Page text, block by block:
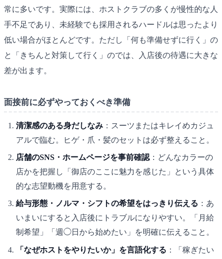
常に多いです。実際には、ホストクラブの多くが慢性的な人
手不足であり、未経験でも採用されるハードルは思ったより
低い場合がほとんどです。ただし「何も準備せずに行く」の
と「きちんと対策して行く」のでは、入店後の待遇に大きな
差が出ます。
面接前に必ずやっておくべき準備
清潔感のある身だしなみ ：スーツまたはキレイめカジュ
アルで臨む。ヒゲ・爪・髪のセットは必ず整えること。
店舗のSNS・ホームページを事前確認 ：どんなカラーの
店かを把握し「御店のここに魅力を感じた」という具体
的な志望動機を用意する。
給与形態・ノルマ・シフトの希望をはっきり伝える ：あ
いまいにすると入店後にトラブルになりやすい。「月給
制希望」「週◯日から始めたい」を明確に伝えること。
「なぜホストをやりたいか」を言語化する ：「稼ぎたい